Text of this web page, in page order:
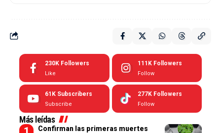
230K Followers
Like
111K Followers
Follow
61K Subscribers
Subscribe
277K Followers
Follow
Más leídas
Confirman las primeras muertes